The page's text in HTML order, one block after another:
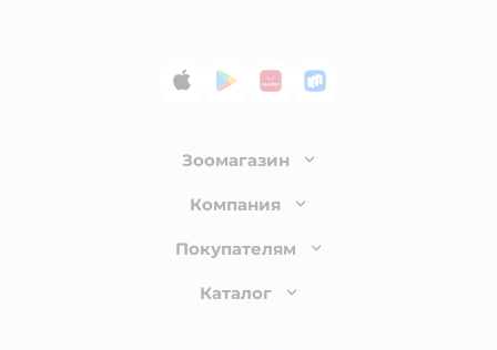
App StoreGoogle Play
AppGallery
RuStore
Зоомагазин
Лицензия
Доставка и оплата
Обмен и возврат товара
Компания
О компании
Покупателям
Бонусные карты
Каталог